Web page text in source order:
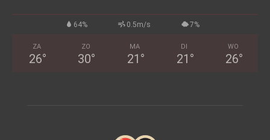
64% 0.5m/s 7%
ZA
26°
ZO
30°
MA
21 °
DI
21 °
WO
26°